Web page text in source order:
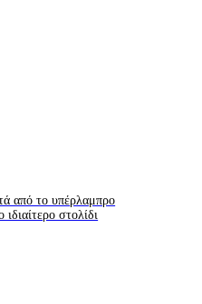
από το υπέρλαμπρο
στολίδι